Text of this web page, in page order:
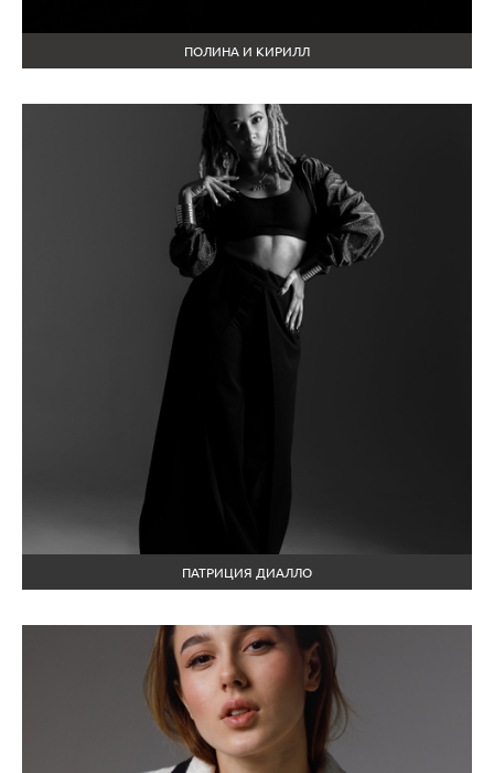
ПОЛИНА И КИРИЛЛ
ПАТРИЦИЯ ДИАЛЛО